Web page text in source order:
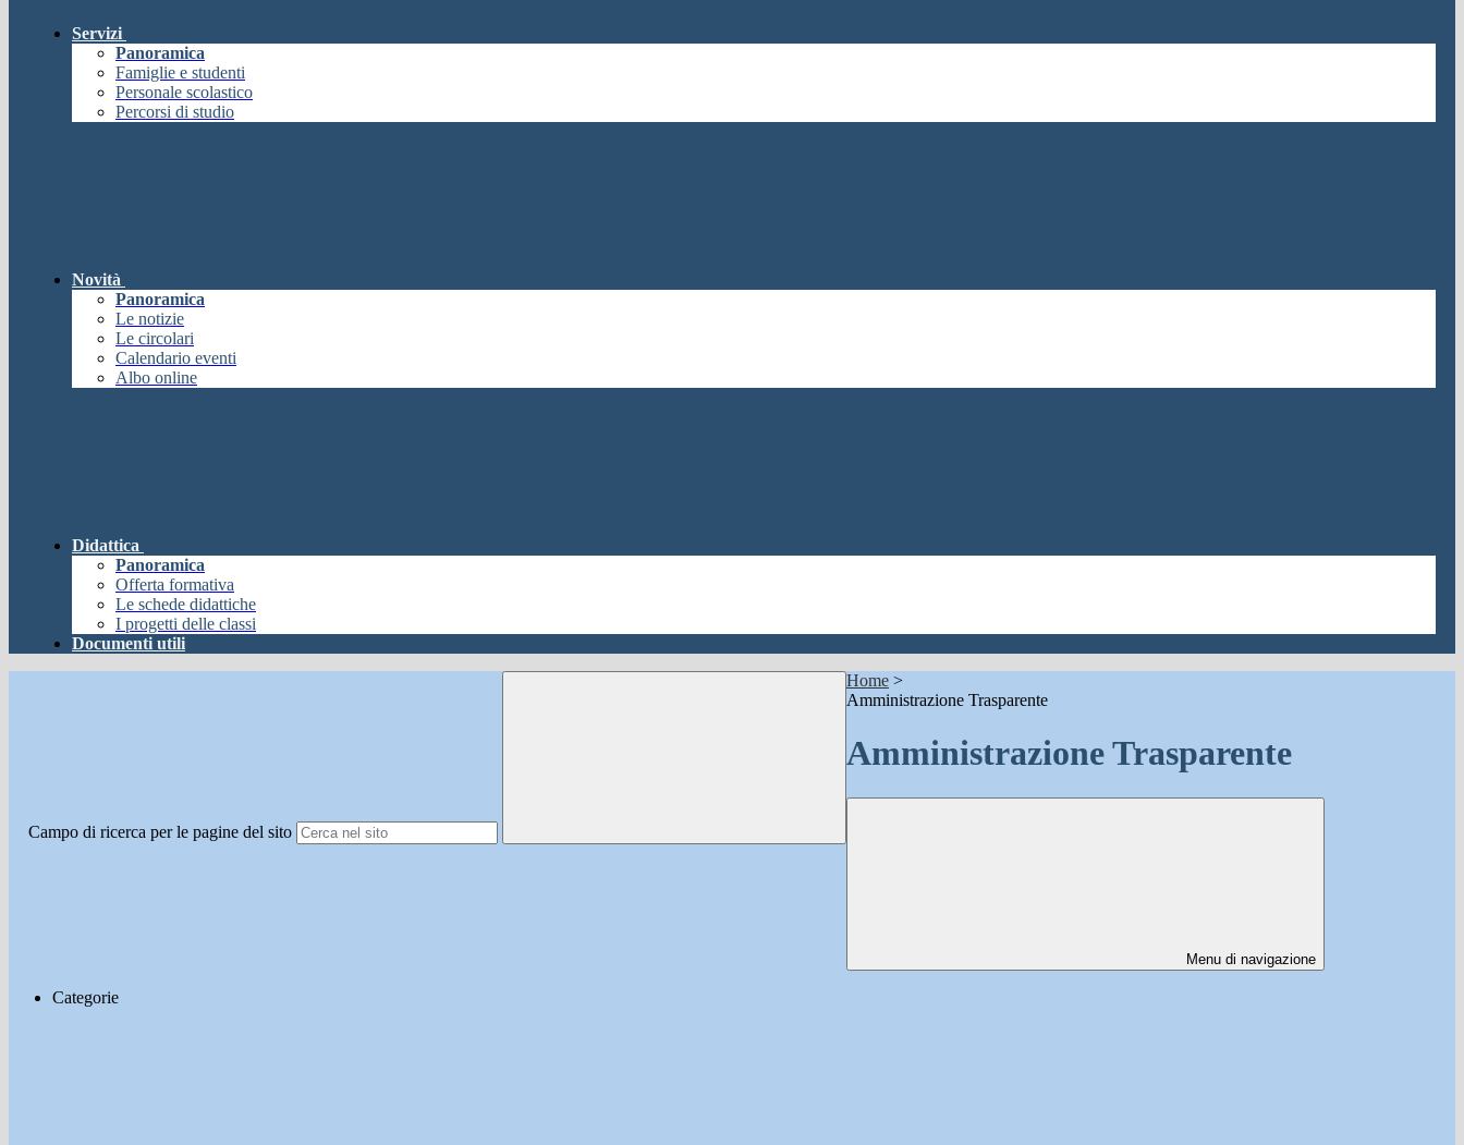
Servizi
Panoramica
Famiglie e studenti
Personale scolastico
Percorsi di studio
Novità
Panoramica
Le notizie
Le circolari
Calendario eventi
Albo online
Didattica
Panoramica
Offerta formativa
Le schede didattiche
I progetti delle classi
Documenti utili
Campo di ricerca per le pagine del sito
Home >
Amministrazione Trasparente
Amministrazione Trasparente
Menu di navigazione
Categorie